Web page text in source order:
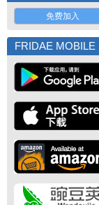
免费加入
FRIDAE MOBILE